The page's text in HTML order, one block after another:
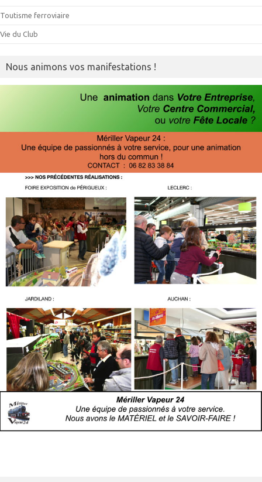
Toutisme ferroviaire
Vie du Club
Nous animons vos manifestations !